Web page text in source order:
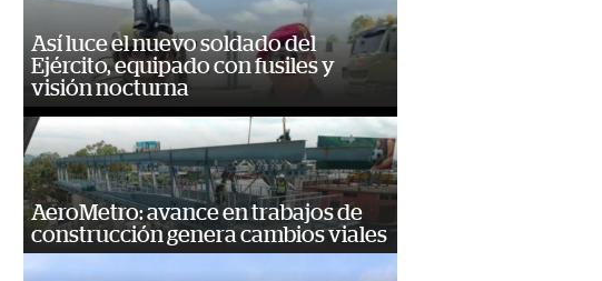
Así luce el nuevo soldado del
Ejército, equipado con fusiles y
visión nocturna
AeroMetro: avance en trabajos de
construcción genera cambios viales